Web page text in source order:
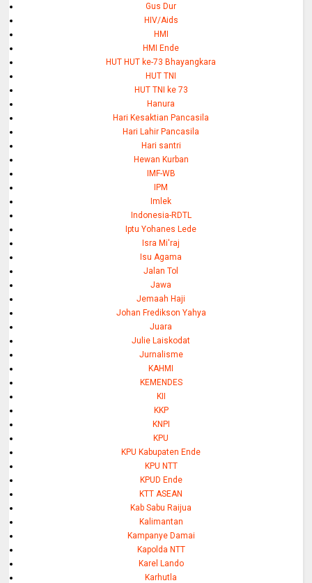
Gus Dur
HIV/Aids
HMI
HMI Ende
HUT HUT ke-73 Bhayangkara
HUT TNI
HUT TNI ke 73
Hanura
Hari Kesaktian Pancasila
Hari Lahir Pancasila
Hari santri
Hewan Kurban
IMF-WB
IPM
Imlek
Indonesia-RDTL
Iptu Yohanes Lede
Isra Mi'raj
Isu Agama
Jalan Tol
Jawa
Jemaah Haji
Johan Fredikson Yahya
Juara
Julie Laiskodat
Jurnalisme
KAHMI
KEMENDES
KII
KKP
KNPI
KPU
KPU Kabupaten Ende
KPU NTT
KPUD Ende
KTT ASEAN
Kab Sabu Raijua
Kalimantan
Kampanye Damai
Kapolda NTT
Karel Lando
Karhutla